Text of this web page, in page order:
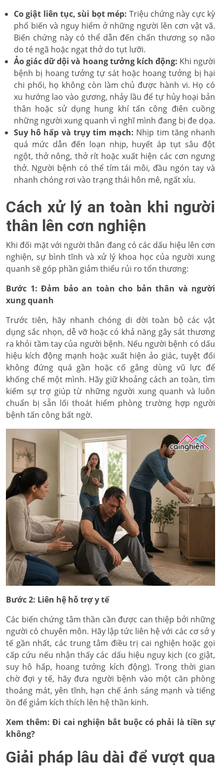
Co giật liên tục, sùi bọt mép: Triệu chứng này cực kỳ
phổ biến và nguy hiểm ở những người lên cơn vật vã.
Biến chứng này có thể dẫn đến chấn thương sọ não
do té ngã hoặc ngạt thở do tụt lưỡi.
Ảo giác dữ dội và hoang tưởng kích động: Khi người
bệnh bị hoang tưởng tự sát hoặc hoang tưởng bị hại
chi phối, họ không còn làm chủ được hành vi. Họ có
xu hướng lao vào gương, nhảy lầu để tự hủy hoại bản
thân hoặc sử dụng hung khí tấn công điên cuồng
những người xung quanh vì nghĩ mình đang bị đe dọa.
Suy hô hấp và trụy tim mạch: Nhịp tim tăng nhanh
quá mức dẫn đến loạn nhịp, huyết áp tụt sâu đột
ngột, thở nông, thở rít hoặc xuất hiện các cơn ngưng
thở. Người bệnh có thể tím tái môi, đầu ngón tay và
nhanh chóng rơi vào trạng thái hôn mê, ngất xỉu.
Cách xử lý an toàn khi người
thân lên cơn nghiện
Khi đối mặt với người thân đang có các dấu hiệu lên cơn
nghiện, sự bình tĩnh và xử lý khoa học của người xung
quanh sẽ góp phần giảm thiểu rủi ro tổn thương:
Bước 1: Đảm bảo an toàn cho bản thân và người
xung quanh
Trước tiên, hãy nhanh chóng di dời toàn bộ các vật
dụng sắc nhọn, dễ vỡ hoặc có khả năng gây sát thương
ra khỏi tầm tay của người bệnh. Nếu người bệnh có dấu
hiệu kích động mạnh hoặc xuất hiện ảo giác, tuyệt đối
không đứng quá gần hoặc cố gắng dùng vũ lực để
khống chế một mình. Hãy giữ khoảng cách an toàn, tìm
kiếm sự trợ giúp từ những người xung quanh và luôn
chuẩn bị sẵn lối thoát hiểm phòng trường hợp người
bệnh tấn công bất ngờ.
Bước 2: Liên hệ hỗ trợ y tế
Các biến chứng tâm thần cần được can thiệp bởi những
người có chuyên môn. Hãy lập tức liên hệ với các cơ sở y
tế gần nhất, các trung tâm điều trị cai nghiện hoặc gọi
cấp cứu nếu nhận thấy các dấu hiệu nguy kịch (co giật,
suy hô hấp, hoang tưởng kích động). Trong thời gian
chờ đợi y tế, hãy đưa người bệnh vào một căn phòng
thoáng mát, yên tĩnh, hạn chế ánh sáng mạnh và tiếng
ồn để giảm kích thích lên hệ thần kinh.
Xem thêm:Đi cai nghiện bắt buộc có phải là tiền sự
không?
Giải pháp lâu dài để vượt qua